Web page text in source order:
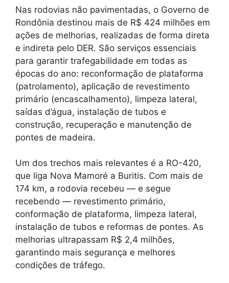
Nas rodovias não pavimentadas, o Governo de
Rondônia destinou mais de R$ 424 milhões em
ações de melhorias, realizadas de forma direta
e indireta pelo DER. São serviços essenciais
para garantir trafegabilidade em todas as
épocas do ano: reconformação de plataforma
(patrolamento), aplicação de revestimento
primário (encascalhamento), limpeza lateral,
saídas d’água, instalação de tubos e
construção, recuperação e manutenção de
pontes de madeira.
Um dos trechos mais relevantes é a RO-420,
que liga Nova Mamoré a Buritis. Com mais de
174 km, a rodovia recebeu — e segue
recebendo — revestimento primário,
conformação de plataforma, limpeza lateral,
instalação de tubos e reformas de pontes. As
melhorias ultrapassam R$ 2,4 milhões,
garantindo mais segurança e melhores
condições de tráfego.